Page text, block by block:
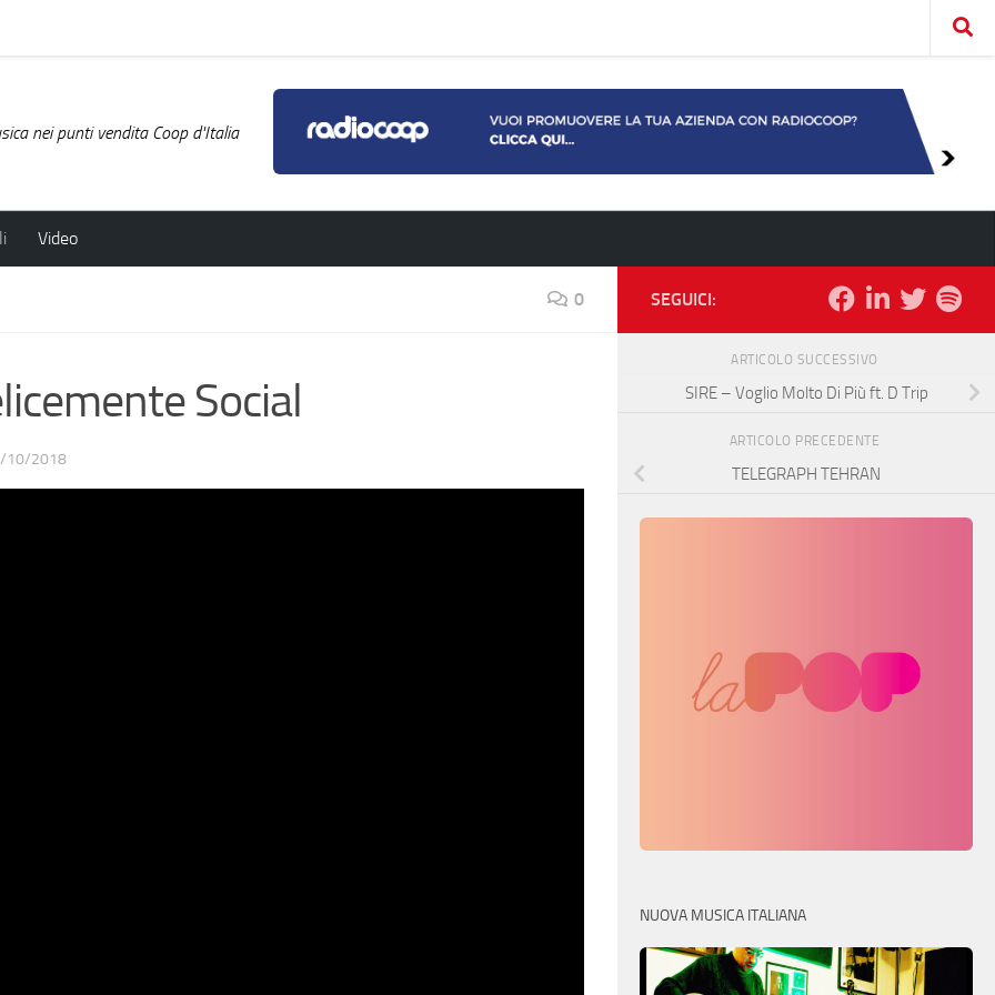
nei punti vendita Coop d'Italia
Video
0
Social
10/2018
SEGUICI:
ARTICOLO SUCCESSIVO
SIRE – Voglio Molto Di Più ft. D Trip
ARTICOLO PRECEDENTE
TELEGRAPH TEHRAN
NUOVA MUSICA ITALIANA